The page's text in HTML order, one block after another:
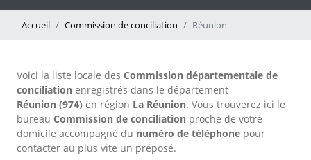
Accueil Commission de conciliation Réunion
Voici la liste locale des Commission départementale de
conciliation enregistrés dans le département
Réunion (974) en région La Réunion. Vous trouverez ici le
bureau Commission de conciliation proche de votre
domicile accompagné du numéro de téléphone pour
contacter au plus vite un préposé.